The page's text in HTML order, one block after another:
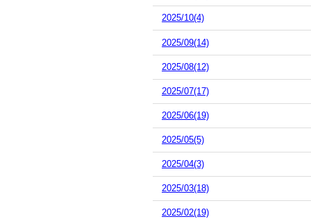
2025/10(4)
2025/09(14)
2025/08(12)
2025/07(17)
2025/06(19)
2025/05(5)
2025/04(3)
2025/03(18)
2025/02(19)